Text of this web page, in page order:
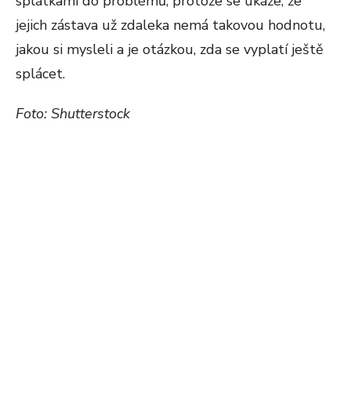
jejich zástava už zdaleka nemá takovou hodnotu,
jakou si mysleli a je otázkou, zda se vyplatí ještě
splácet.
Foto: Shutterstock